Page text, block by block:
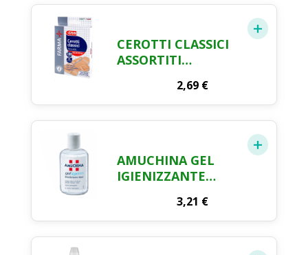
CEROTTI CLASSICI
ASSORTITI
CRAI X 1002,69 €
AMUCHINA GEL
IGIENIZZANTE
3,21 €